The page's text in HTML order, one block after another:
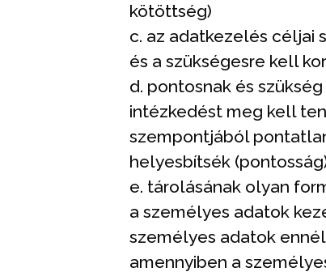
kötöttség)
c. az adatkezelés céljai
és a szükségesre kell
d. pontosnak és
intézkedést meg kell
szempontjából
helyesbítsék
e. tárolásának olyan
a személyes adatok
személyes adatok
amennyiben a